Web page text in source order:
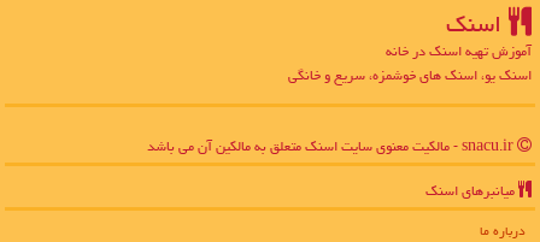
اسنك
آموزش تهیه اسنک در خانه
اسنک یو، اسنک های خوشمزه، سریع و خانگی
میانبرهای اسنك
درباره ما